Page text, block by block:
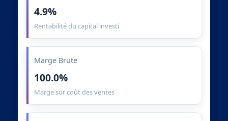
4.9%
Rentabilité du capital investi
Marge Brute
100.0%
Marge sur coût des ventes